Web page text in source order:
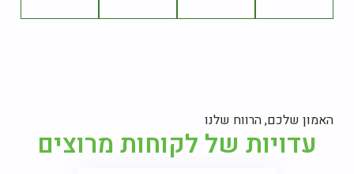
האמון שלכם, הרווח שלנו
עדויות של לקוחות מרוצים